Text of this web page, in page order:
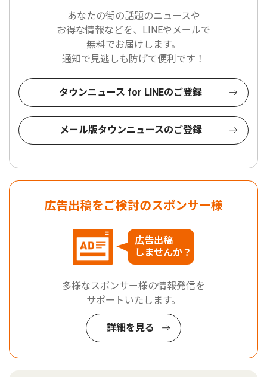
あなたの街の話題のニュースや
お得な情報などを、LINEやメールで
無料でお届けします。
通知で見逃しも防げて便利です！
タウンニュース for LINEのご登録
メール版タウンニュースのご登録
広告出稿をご検討のスポンサー様
広告出稿
しませんか？
多様なスポンサー様の情報発信を
サポートいたします。
詳細を見る